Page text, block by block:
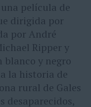
película de
dirigida por
por André
Ripper y
blanco y negro
la historia de
rural de Gales
desaparecidos,